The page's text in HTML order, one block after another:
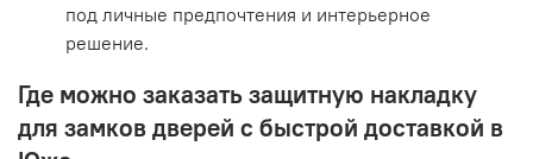
под личные предпочтения и интерьерное
решение.
Где можно заказать защитную накладку
для замков дверей с быстрой доставкой в